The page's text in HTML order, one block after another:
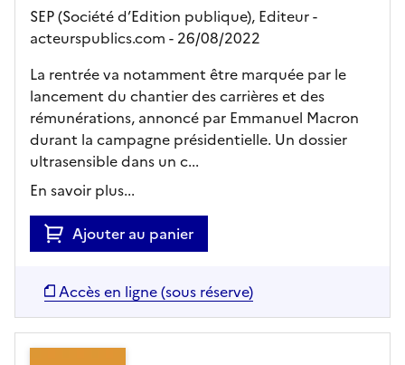
SEP (Société d’Edition publique), Editeur-
acteurspublics.com - 26/08/2022
La rentrée va notamment être marquée par le
lancement du chantier des carrières et des
rémunérations, annoncé par Emmanuel Macron
durant la campagne présidentielle. Un dossier
ultrasensible dans un c...
En savoir plus...
Ajouter au panier
Accès en ligne (sous réserve)